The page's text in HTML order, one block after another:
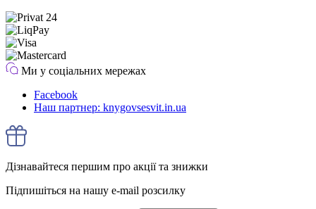
Ми у соціальних мережах
Facebook
Наш партнер: knygovsesvit.in.ua
Дізнавайтеся першим про акції та знижки
Підпишіться на нашу e-mail розсилку